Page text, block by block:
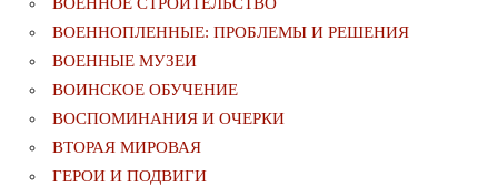
ВОЕННОПЛЕННЫЕ: ПРОБЛЕМЫ И РЕШЕНИЯ
ВОЕННЫЕ МУЗЕИ
ВОИНСКОЕ ОБУЧЕНИЕ
ВОСПОМИНАНИЯ И ОЧЕРКИ
ВТОРАЯ МИРОВАЯ
ГЕРОИ И ПОДВИГИ